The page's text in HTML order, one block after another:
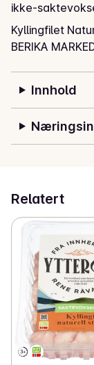
ikke-
Kyllingfilet
BERIKA
Innhold
Relatert